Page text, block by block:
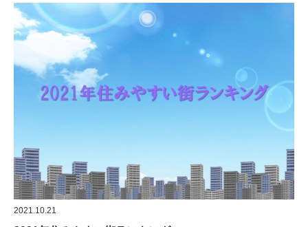
2021.10.21